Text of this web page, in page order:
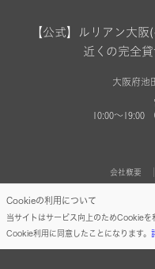
Cookieの利用について
当サイトはサービス向上のためCookieを
Cookie利用に同意したことになります。
【公式】ルリアン大
近くの完全
大阪府池
10:00〜19:00
会社概要